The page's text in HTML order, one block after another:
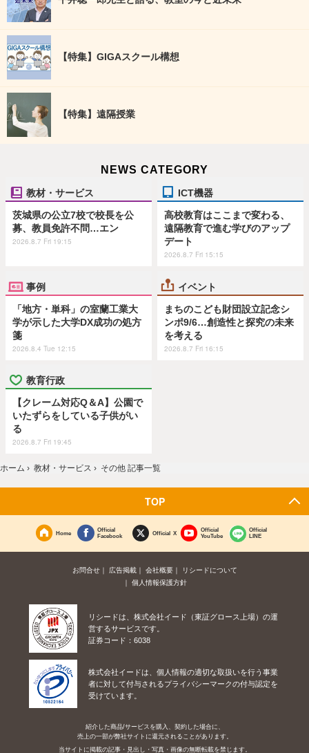
【特集】GIGAスクール構想
【特集】遠隔授業
NEWS CATEGORY
教材・サービス
茨城県の公立7校で校長を公
募、教員免許不問…エン
2026.8.7 Fri 19:15
ICT機器
高校教育はここまで変わる、
遠隔教育で進む学びのアップ
デート
2026.8.7 Fri 15:15
事例
「地方・単科」の室蘭工業大
学が示した大学DX成功の処方
箋
2026.8.4 Tue 12:15
イベント
まちのこども財団設立記念シ
ンポ9/6…創造性と探究の未来
を考える
2026.8.7 Fri 16:15
教育行政
【クレーム対応Q＆A】公園で
いたずらをしている子供がい
る
2026.8.7 Fri 19:45
ホーム › 教材・サービス › その他 記事一覧
TOP
Home
Official
Facebook
Official X
Official
YouTube
Official
LINE
お問合せ 広告掲載 会社概要
リシードについて
個人情報保護方針
リシードは、株式会社イード（東証グロース上場）の運
営するサービスです。
証券コード：6038
株式会社イードは、個人情報の適切な取扱いを行う事業
者に対して付与されるプライバシーマークの付与認定を
受けています。
紹介した商品/サービスを購入、契約した場合に、
売上の一部が弊社サイトに還元されることがあります。
当サイトに掲載の記事・見出し・写真・画像の無断転載を禁じます。